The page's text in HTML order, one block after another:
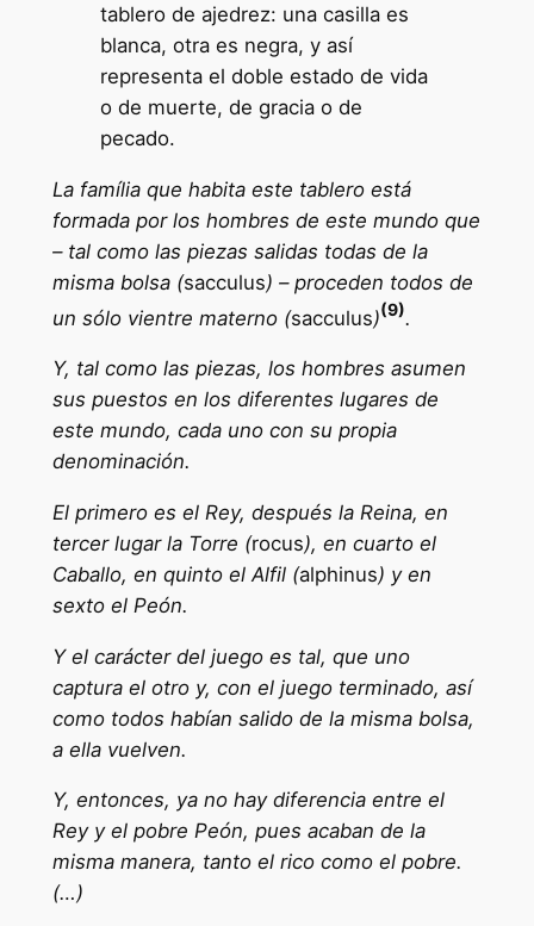
tablero de ajedrez: una casilla es
blanca, otra es negra, y así
representa el doble estado de vida
o de muerte, de gracia o de
pecado.
La família que habita este tablero está
formada por los hombres de este mundo que
– tal como las piezas salidas todas de la
misma bolsa (sacculus) – proceden todos de
un sólo vientre materno (sacculus)(9).
Y, tal como las piezas, los hombres asumen
sus puestos en los diferentes lugares de
este mundo, cada uno con su propia
denominación.
El primero es el Rey, después la Reina, en
tercer lugar la Torre (rocus), en cuarto el
Caballo, en quinto el Alfil (alphinus) y en
sexto el Peón.
Y el carácter del juego es tal, que uno
captura el otro y, con el juego terminado, así
como todos habían salido de la misma bolsa,
a ella vuelven.
Y, entonces, ya no hay diferencia entre el
Rey y el pobre Peón, pues acaban de la
misma manera, tanto el rico como el pobre.
(…)